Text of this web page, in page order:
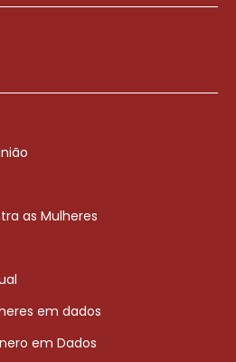
as Mulheres
em dados
em Dados